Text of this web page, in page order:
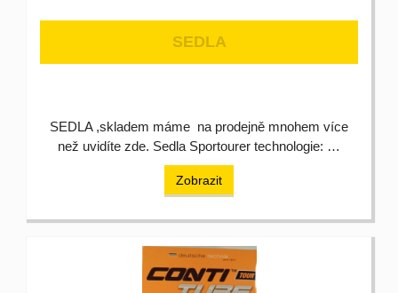
SEDLA
SEDLA ,skladem máme na prodejně mnohem více
než uvidíte zde. Sedla Sportourer technologie: …
Zobrazit